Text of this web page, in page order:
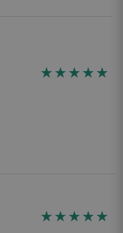
☆☆☆☆☆
★★★★★
☆☆☆☆☆
★★★★★